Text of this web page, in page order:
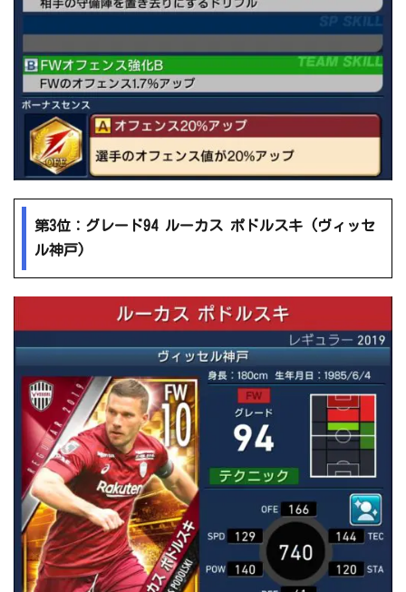
第3位：グレード94 ルーカス ポドルスキ (ヴィッセ
ル神戸)